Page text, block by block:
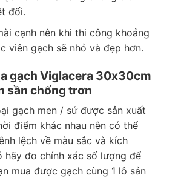
Gửi yêu cầu!
đối.
cạnh nên khi thi công khoảng
viên gạch sẽ nhỏ và đẹp hơn.
gạch Viglacera 30x30cm
sần chống trơn
gạch men / sứ được sản xuất
điểm khác nhau nên có thể
lệch về màu sắc và kích
hãy đo chính xác số lượng để
mua được gạch cùng 1 lô sản